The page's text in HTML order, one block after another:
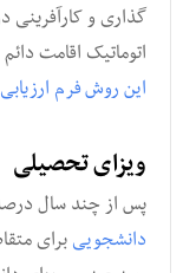
گذاری و کارآفرینی
اتوماتیک اقامت
این روش فرم
ویزای تحصیلی
پس از چند سال
دانشجوییبرای